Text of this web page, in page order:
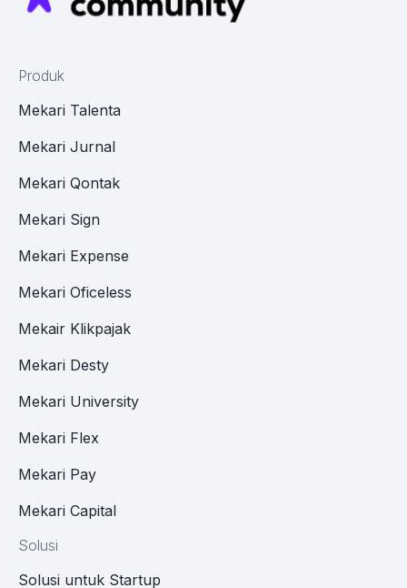
Produk
Mekari Talenta
Mekari Jurnal
Mekari Qontak
Mekari Sign
Mekari Expense
Mekari Oficeless
Mekair Klikpajak
Mekari Desty
Mekari University
Mekari Flex
Mekari Pay
Mekari Capital
Solusi
Solusi untuk Startup